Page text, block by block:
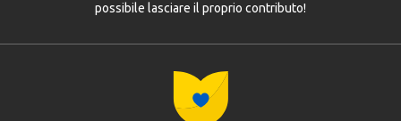
possibile lasciare il proprio contributo!